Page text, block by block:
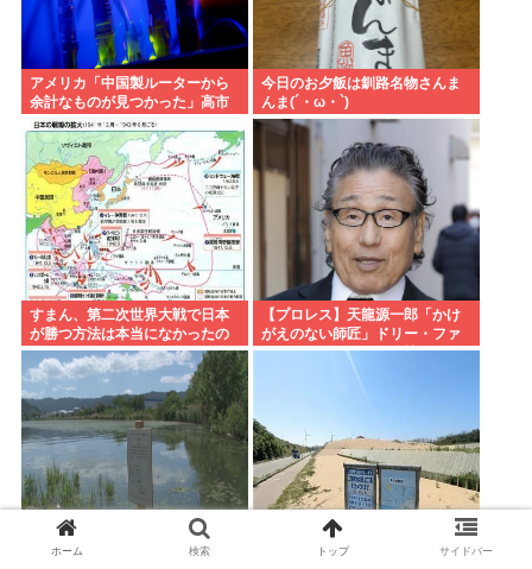
アメリカ「中国製ルーターから
余計なものが見つかった」高市
どうするのこれ
今日のお夕飯は釧路名物さんま
んま(´・ω・`)
すまん、第二次世界大戦で日本
が勝つ方法は本当になかったの
か？
【プロレス】天龍源一郎「かけ
がえのない師匠」ドリー・ファ
ンク・ジュニアさん追悼
フナ釣りもハマりだすとヤバい
秋田市に国内最大級データセン
ホーム 検索 トップ サイドバー